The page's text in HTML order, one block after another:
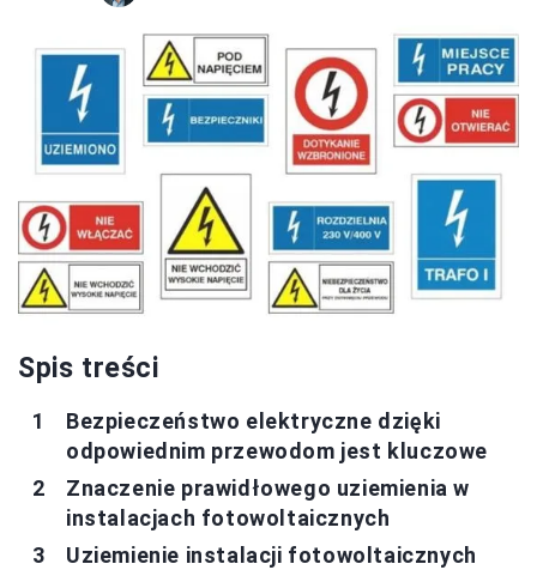
Spis treści
Bezpieczeństwo elektryczne dzięki
odpowiednim przewodom jest kluczowe
Znaczenie prawidłowego uziemienia w
instalacjach fotowoltaicznych
Uziemienie instalacji fotowoltaicznych